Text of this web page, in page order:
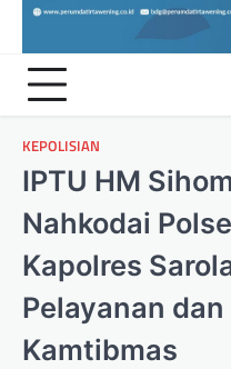
KEPOLISIAN
IPTU HM
Nahkodai
Kapolres
Pelayanan
Kamtibmas